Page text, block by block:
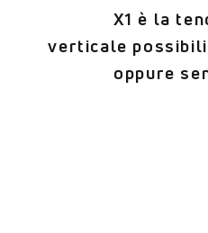
X1 è la
verticale
oppure